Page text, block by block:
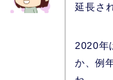
延長さ
2020年
か、例